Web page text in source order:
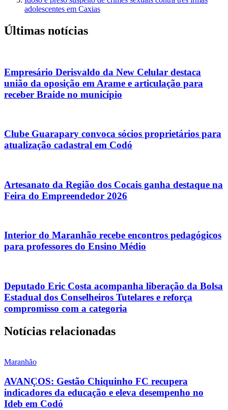
adolescentes em Caxias
Últimas notícias
Empresário Derisvaldo da New Celular destaca
união da oposição em Arame e articulação para
receber Braide no município
Clube Guarapary convoca sócios proprietários para
atualização cadastral em Codó
Artesanato da Região dos Cocais ganha destaque na
Feira do Empreendedor 2026
Interior do Maranhão recebe encontros pedagógicos
para professores do Ensino Médio
Deputado Eric Costa acompanha liberação da Bolsa
Estadual dos Conselheiros Tutelares e reforça
compromisso com a categoria
Notícias relacionadas
Maranhão
AVANÇOS: Gestão Chiquinho FC recupera
indicadores da educação e eleva desempenho no
Ideb em Codó